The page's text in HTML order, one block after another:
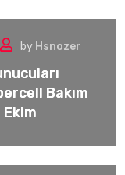
by Hsnozer
Bakım
Ekim